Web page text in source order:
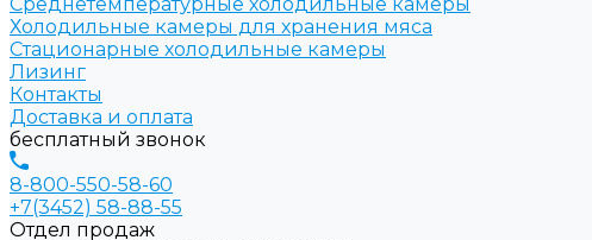
Холодильные камеры для хранения мяса
Стационарные холодильные камеры
Лизинг
Контакты
Доставка и оплата
бесплатный звонок
8-800-550-58-60
+7(3452) 58-88-55
Отдел продаж